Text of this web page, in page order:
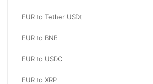
EUR to Tether USDt
EUR to BNB
EUR to USDC
EUR to XRP